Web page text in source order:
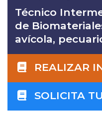
Técnico
de
avícola,
REALIZAR
SOLICITA